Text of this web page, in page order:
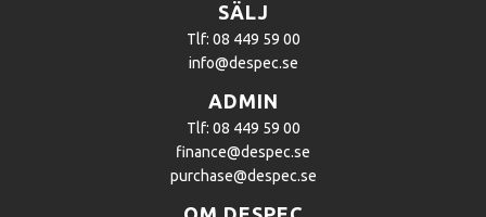
SÄLJ
Tlf: 08 449 59 00
info@despec.se
ADMIN
Tlf: 08 449 59 00
finance@despec.se
purchase@despec.se